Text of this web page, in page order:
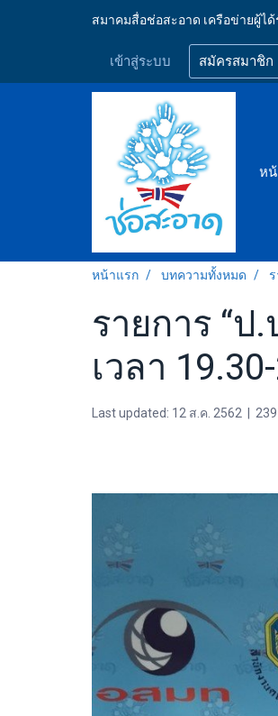
สมาคมสื่อช่อสะอาด เครือข่ายผู้ไ
เข้าสู่ระบบ สมัครสมาชิก
ห
หน้าแรก บทความทั้งหมด
รายการ “
เวลา
Last updated: 12 ส.ค. 2562